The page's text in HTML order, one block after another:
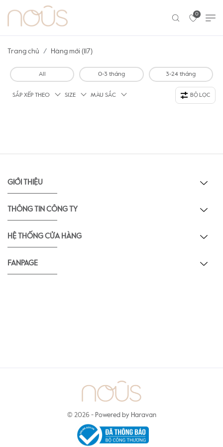
0
Trang chủ Hàng mới (117)
All 0-3 tháng 3-24 tháng
SẮP XẾP THEO SIZE MÀU SẮC BỘ LỌC
GIỚI THIỆU
THÔNG TIN CÔNG TY
HỆ THỐNG CỬA HÀNG
FANPAGE
© 2026 - Powered by Haravan